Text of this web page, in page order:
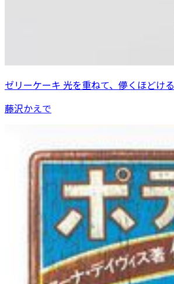
ゼリーケーキ 光を重ねて、儚くほどける
藤沢かえで